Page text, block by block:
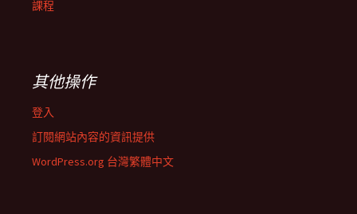
課程
其他操作
登入
訂閱網站內容的資訊提供
WordPress.org 台灣繁體中文